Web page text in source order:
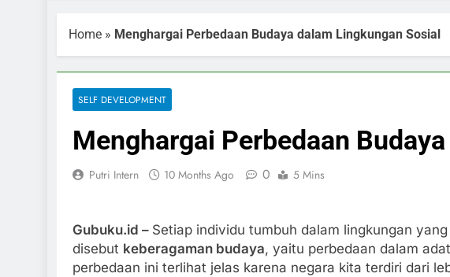
Home » Menghargai Perbedaan Budaya dalam Lingkungan Sosial
SELF DEVELOPMENT
Menghargai Perbedaan
Putri Intern 10 Months Ago 0 5 Mins
Gubuku.id – Setiap individu tumbuh dalam lingkungan
disebut keberagaman budaya, yaitu perbedaan dalam
perbedaan ini terlihat jelas karena negara kita terdiri dari